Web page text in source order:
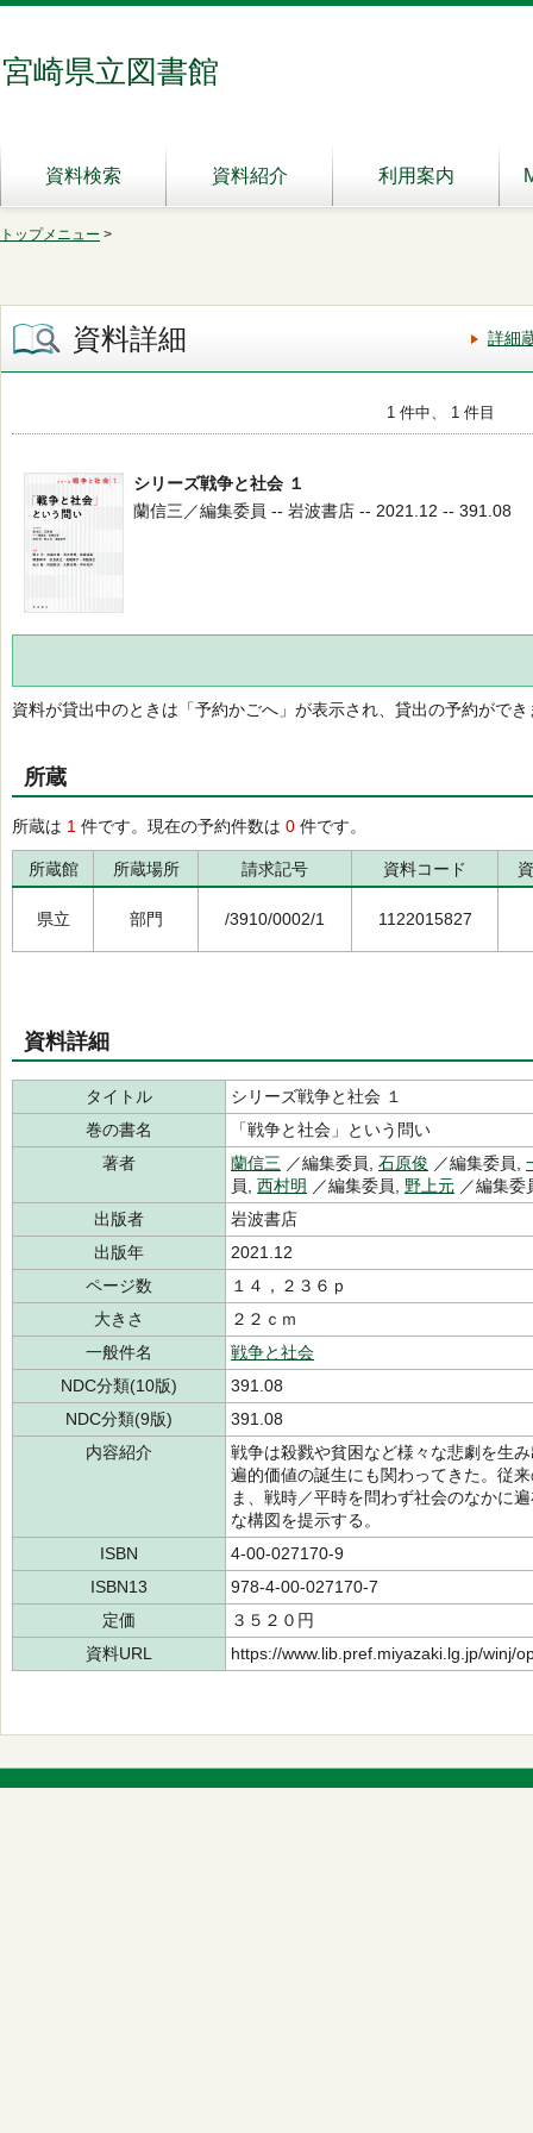
宮崎県立図書館
資料検索 資料紹介 利用案内
トップメニュー >
資料詳細 詳細
1 件中、 1 件目
シリーズ戦争と社会 １
蘭信三／編集委員 -- 岩波書店 -- 2021.12 -- 391.08
資料が貸出中のときは「予約かごへ」が表示され、貸出の予約ができ
所蔵
所蔵は 1 件です。現在の予約件数は 0 件です。
所蔵館 所蔵場所 請求記号 資料コード
県立 部門 /3910/0002/1 1122015827
資料詳細
タイトル
シリーズ戦争と社会 １
巻の書名
「戦争と社会」という問い
著者
蘭信三 ／編集委員, 石原俊 ／編集委員,
員, 西村明 ／編集委員, 野上元 ／編集
出版者
岩波書店
出版年
2021.12
ページ数
１４，２３６ｐ
大きさ
２２ｃｍ
一般件名
戦争と社会
NDC分類(10版)
391.08
NDC分類(9版)
391.08
内容紹介
戦争は殺戮や貧困など様々な悲劇を生
遍的価値の誕生にも関わってきた。従
ま、戦時／平時を問わず社会のなかに
な構図を提示する。
ISBN
4-00-027170-9
ISBN13
978-4-00-027170-7
定価
３５２０円
資料URL
https://www.lib.pref.miyazaki.lg.jp/winj/